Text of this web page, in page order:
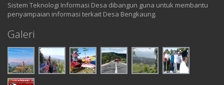
Sistem Teknologi Informasi Desa dibangun guna untuk membantu
penyampaian informasi terkait Desa Bengkaung.
Galeri